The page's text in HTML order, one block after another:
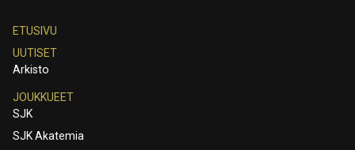
ETUSIVU
UUTISET
Arkisto
JOUKKUEET
SJK
SJK Akatemia